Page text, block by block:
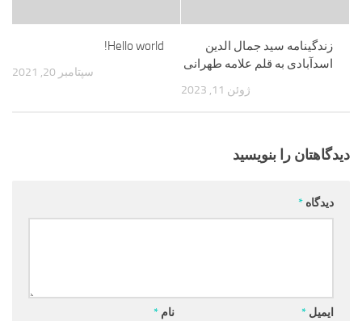
Hello world!
سپتامبر 20, 2021
زندگینامه سید جمال الدین
اسدآبادی به قلم علامه طهرانی
ژوئن 11, 2023
دیدگاهتان را بنویسید
دیدگاه *
نام * ایمیل *